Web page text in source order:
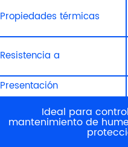
Propiedades térmicas
Resistencia a
Presentación
Ideal para
mantenimiento de